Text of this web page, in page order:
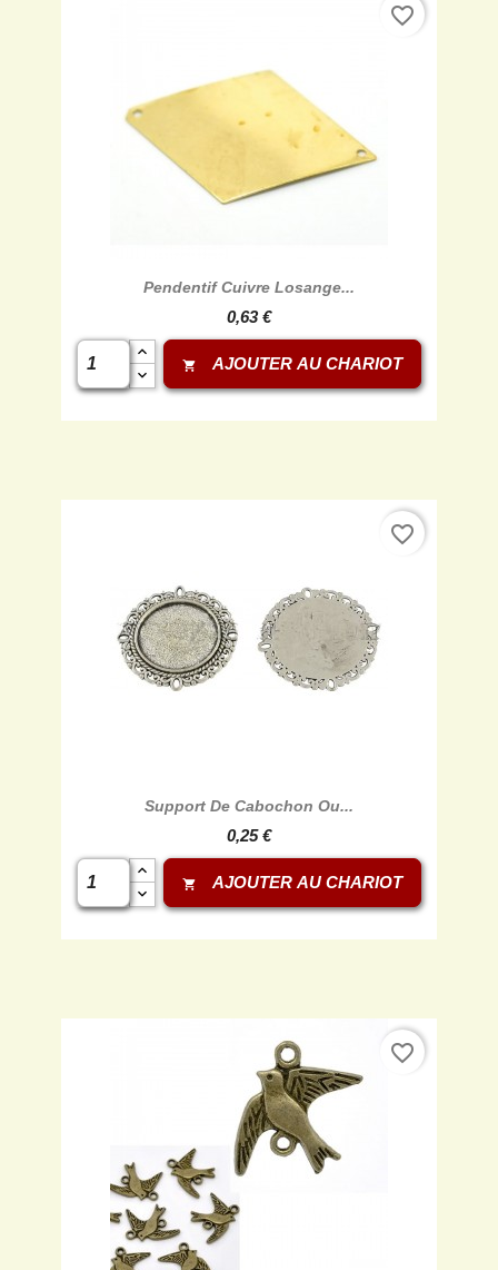
Pendentif Cuivre Losange...
0,63 €
shopping_cart AJOUTER AU CHARIOT
favorite_border
Support De Cabochon Ou...
0,25 €
shopping_cart AJOUTER AU CHARIOT
favorite_border
favorite_border